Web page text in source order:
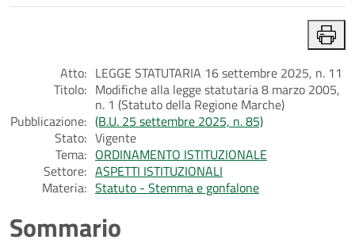
Atto: LEGGE STATUTARIA 16 settembre 2025, n. 11
Titolo: Modifiche alla legge statutaria 8 marzo 2005,
n. 1 (Statuto della Regione Marche)
Pubblicazione: (B.U. 25 settembre 2025, n. 85)
Stato: Vigente
Tema: ORDINAMENTO ISTITUZIONALE
Settore: ASPETTI ISTITUZIONALI
Materia: Statuto - Stemma e gonfalone
Sommario